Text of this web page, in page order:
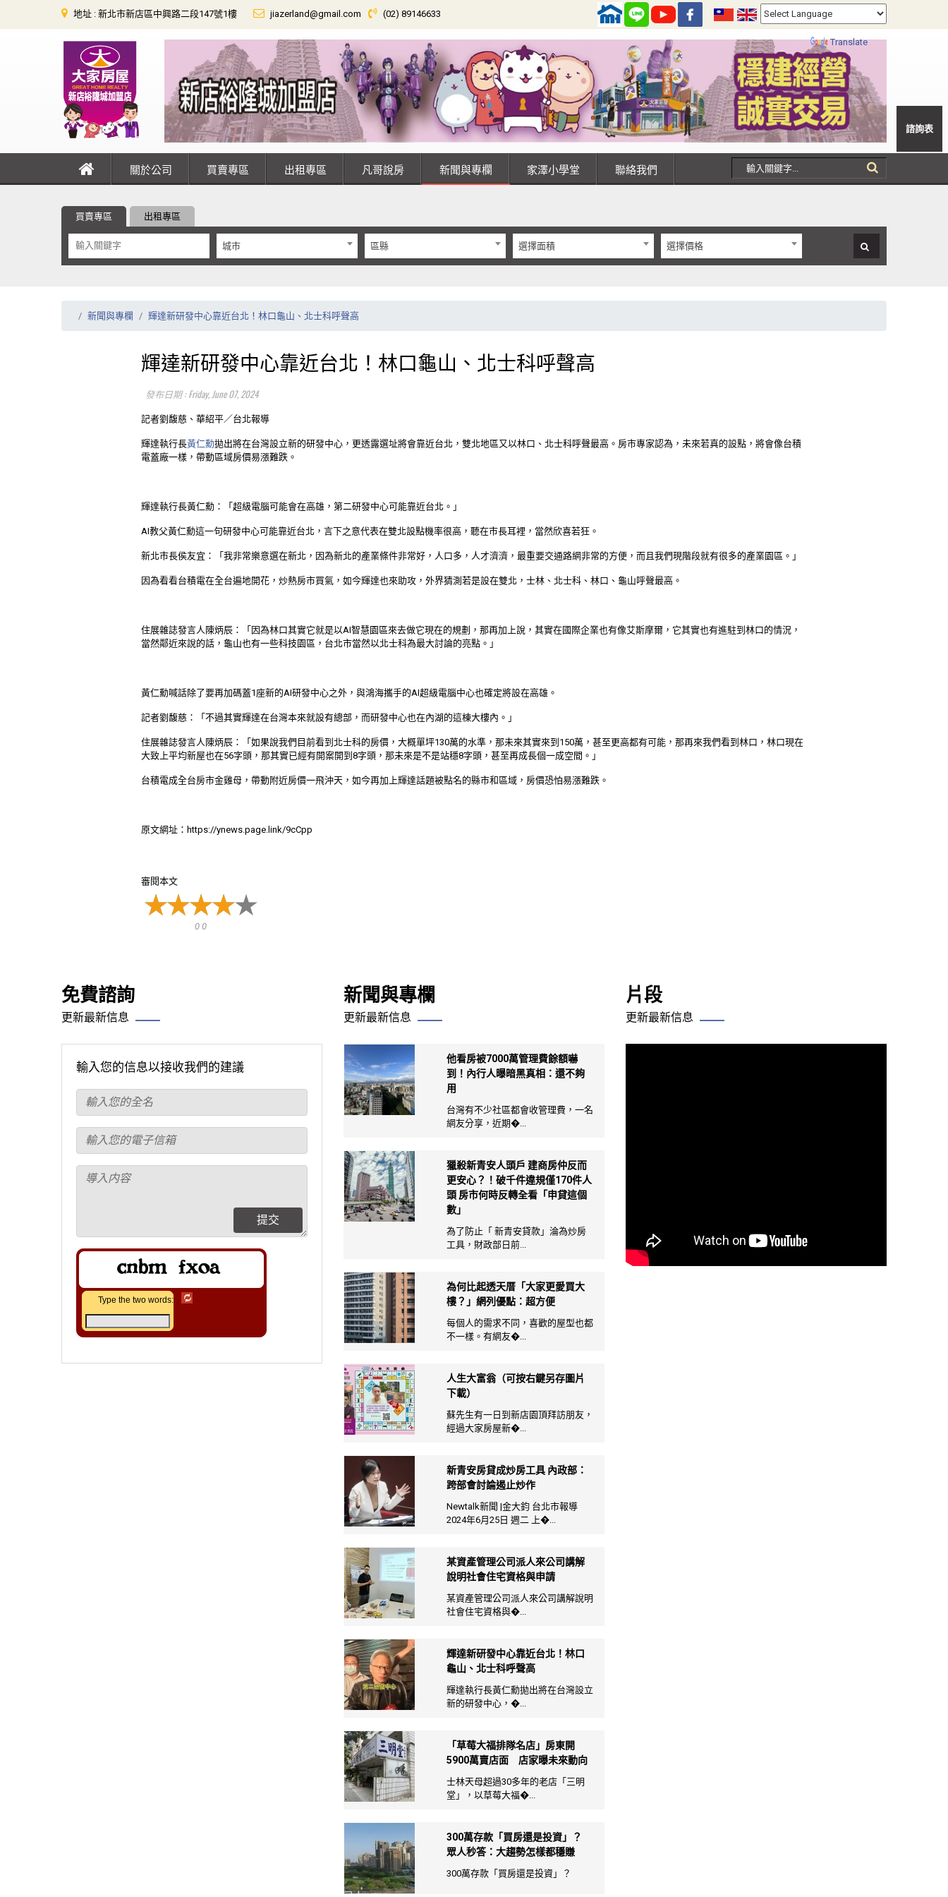
地址 : 新北市新店區中興路二段147號1樓 jiazerland@gmail.com (02) 89146633
Powered by Translate
關於公司 買賣專區 出租專區 凡哥說房 新聞與專欄 家澤小學堂 聯絡我們
買賣專區 出租專區
城市 區縣 選擇面積 選擇價格
新聞與專欄 輝達新研發中心靠近台北！林口龜山、北士科呼聲高
輝達新研發中心靠近台北！林口龜山、北士科呼聲高
發布日期 : Friday, June 07, 2024
記者劉馥慈、華紹平／台北報導
輝達執行長黃仁勳拋出將在台灣設立新的研發中心，更透露選址將會靠近台北，雙北地區又以林口、北士科呼聲最高。房市專家認為，未來若真的設點，將會像台積
電蓋廠一樣，帶動區域房價易漲難跌。
輝達執行長黃仁勳：「超級電腦可能會在高雄，第二研發中心可能靠近台北。」
AI教父黃仁勳這一句研發中心可能靠近台北，言下之意代表在雙北設點機率很高，聽在市長耳裡，當然欣喜若狂。
新北市長侯友宜：「我非常樂意選在新北，因為新北的產業條件非常好，人口多，人才濟濟，最重要交通路網非常的方便，而且我們現階段就有很多的產業園區。」
因為看看台積電在全台遍地開花，炒熱房市買氣，如今輝達也來助攻，外界猜測若是設在雙北，士林、北士科、林口、龜山呼聲最高。
住展雜誌發言人陳炳辰：「因為林口其實它就是以AI智慧園區來去做它現在的規劃，那再加上說，其實在國際企業也有像艾斯摩爾，它其實也有進駐到林口的情況，
當然鄰近來說的話，龜山也有一些科技園區，台北市當然以北士科為最大討論的亮點。」
黃仁勳喊話除了要再加碼蓋1座新的AI研發中心之外，與鴻海攜手的AI超級電腦中心也確定將設在高雄。
記者劉馥慈：「不過其實輝達在台灣本來就設有總部，而研發中心也在內湖的這棟大樓內。」
住展雜誌發言人陳炳辰：「如果說我們目前看到北士科的房價，大概單坪130萬的水準，那未來其實來到150萬，甚至更高都有可能，那再來我們看到林口，林口現在
大致上平均新屋也在56字頭，那其實已經有開案開到8字頭，那未來是不是站穩8字頭，甚至再成長個一成空間。」
台積電成全台房市金雞母，帶動附近房價一飛沖天，如今再加上輝達話題被點名的縣市和區域，房價恐怕易漲難跌。
原文網址：https://ynews.page.link/9cCpp
審閱本文
0 0
免費諮詢
更新最新信息
輸入您的信息以接收我們的建議
提交
Type the two words:
新聞與專欄
更新最新信息
他看房被7000萬管理費餘額嚇
到！內行人曝暗黑真相：還不夠
用
台灣有不少社區都會收管理費，一名
網友分享，近期�...
獵殺新青安人頭戶 建商房仲反而
更安心？！破千件違規僅170件人
頭 房市何時反轉全看「申貸這個
數」
為了防止「 新青安貸款」淪為炒房
工具，財政部日前...
為何比起透天厝「大家更愛買大
樓？」網列優點：超方便
每個人的需求不同，喜歡的屋型也都
不一樣。有網友�...
人生大富翁（可按右鍵另存圖片
下載）
蘇先生有一日到新店園頂拜訪朋友，
經過大家房屋新�...
新青安房貸成炒房工具 內政部：
跨部會討論遏止炒作
Newtalk新聞 |金大鈞 台北市報導
2024年6月25日 週二 上�...
某資產管理公司派人來公司講解
說明社會住宅資格與申請
某資產管理公司派人來公司講解說明
社會住宅資格與�...
輝達新研發中心靠近台北！林口
龜山、北士科呼聲高
輝達執行長黃仁勳拋出將在台灣設立
新的研發中心，�...
「草莓大福排隊名店」房東開
5900萬賣店面 店家曝未來動向
士林天母超過30多年的老店「三明
堂」，以草莓大福�...
300萬存款「買房還是投資」？
眾人秒答：大趨勢怎樣都穩賺
300萬存款「買房還是投資」？
片段
更新最新信息
諮詢表